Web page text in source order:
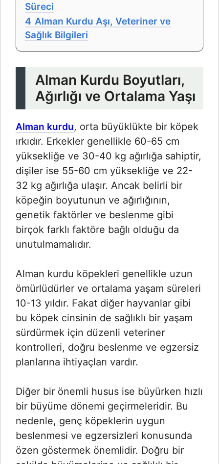
Süreci
4 Alman Kurdu Aşı, Veteriner ve
Sağlık Bilgileri
Alman Kurdu Boyutları,
Ağırlığı ve Ortalama Yaşı
Alman kurdu, orta büyüklükte bir köpek
ırkıdır. Erkekler genellikle 60-65 cm
yüksekliğe ve 30-40 kg ağırlığa sahiptir,
dişiler ise 55-60 cm yüksekliğe ve 22-
32 kg ağırlığa ulaşır. Ancak belirli bir
köpeğin boyutunun ve ağırlığının,
genetik faktörler ve beslenme gibi
birçok farklı faktöre bağlı olduğu da
unutulmamalıdır.
Alman kurdu köpekleri genellikle uzun
ömürlüdürler ve ortalama yaşam süreleri
10-13 yıldır. Fakat diğer hayvanlar gibi
bu köpek cinsinin de sağlıklı bir yaşam
sürdürmek için düzenli veteriner
kontrolleri, doğru beslenme ve egzersiz
planlarına ihtiyaçları vardır.
Diğer bir önemli husus ise büyürken hızlı
bir büyüme dönemi geçirmeleridir. Bu
nedenle, genç köpeklerin uygun
beslenmesi ve egzersizleri konusunda
özen göstermek önemlidir. Doğru bir